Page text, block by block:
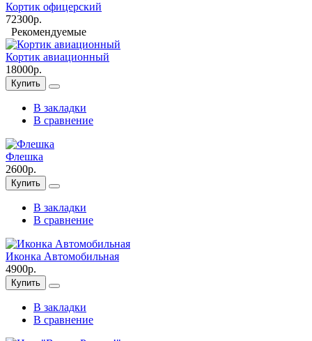
Кортик офицерский
72300р.
Рекомендуемые
Кортик авиационный
18000р.
Купить
В закладки
В сравнение
Флешка
2600р.
Купить
В закладки
В сравнение
Иконка Автомобильная
4900р.
Купить
В закладки
В сравнение